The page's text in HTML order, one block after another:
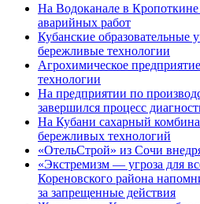
На Водоканале в
аварийных работ
Кубанские образовательные
бережливые технологии
Агрохимическое
технологии
На предприятии по
завершился процесс
На Кубани сахарный
бережливых технологий
«ОтельСтрой» из Сочи
«Экстремизм — угроза для
Кореновского района
за запрещенные действия